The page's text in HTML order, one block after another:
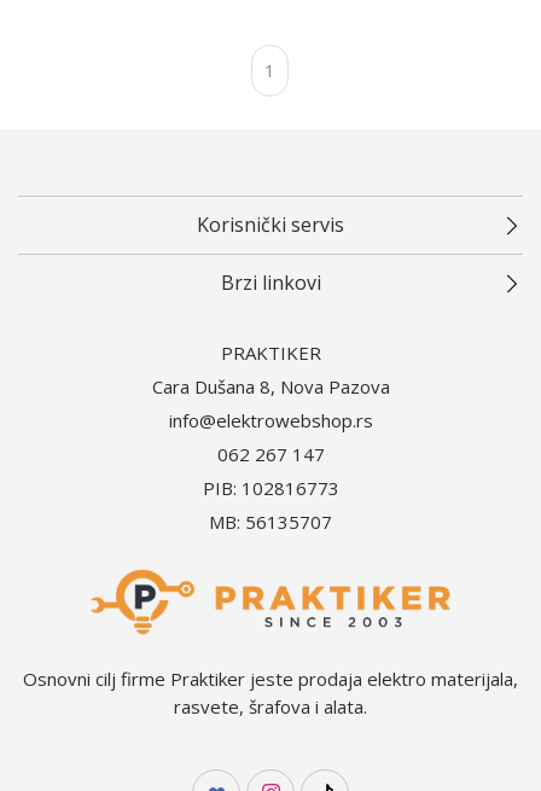
1
Korisnički servis
Brzi linkovi
PRAKTIKER
Cara Dušana 8, Nova Pazova
info@elektrowebshop.rs
062 267 147
PIB: 102816773
MB: 56135707
Osnovni cilj firme Praktiker jeste prodaja elektro materijala,
rasvete, šrafova i alata.